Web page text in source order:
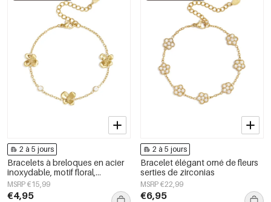
2 à 5 jours
Bracelets à breloques en acier
inoxydable, motif floral,
collection Daily Simple, bijoux
pour femmes
MSRP €15,99
€4,95
2 à 5 jours
Bracelet élégant orné de fleurs
serties de zirconias
MSRP €22,99
€6,95